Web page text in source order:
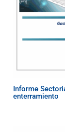
Informe
enterramiento